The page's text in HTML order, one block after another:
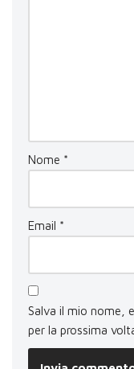
Nome *
Email *
Salva il mio nome,
per la prossima